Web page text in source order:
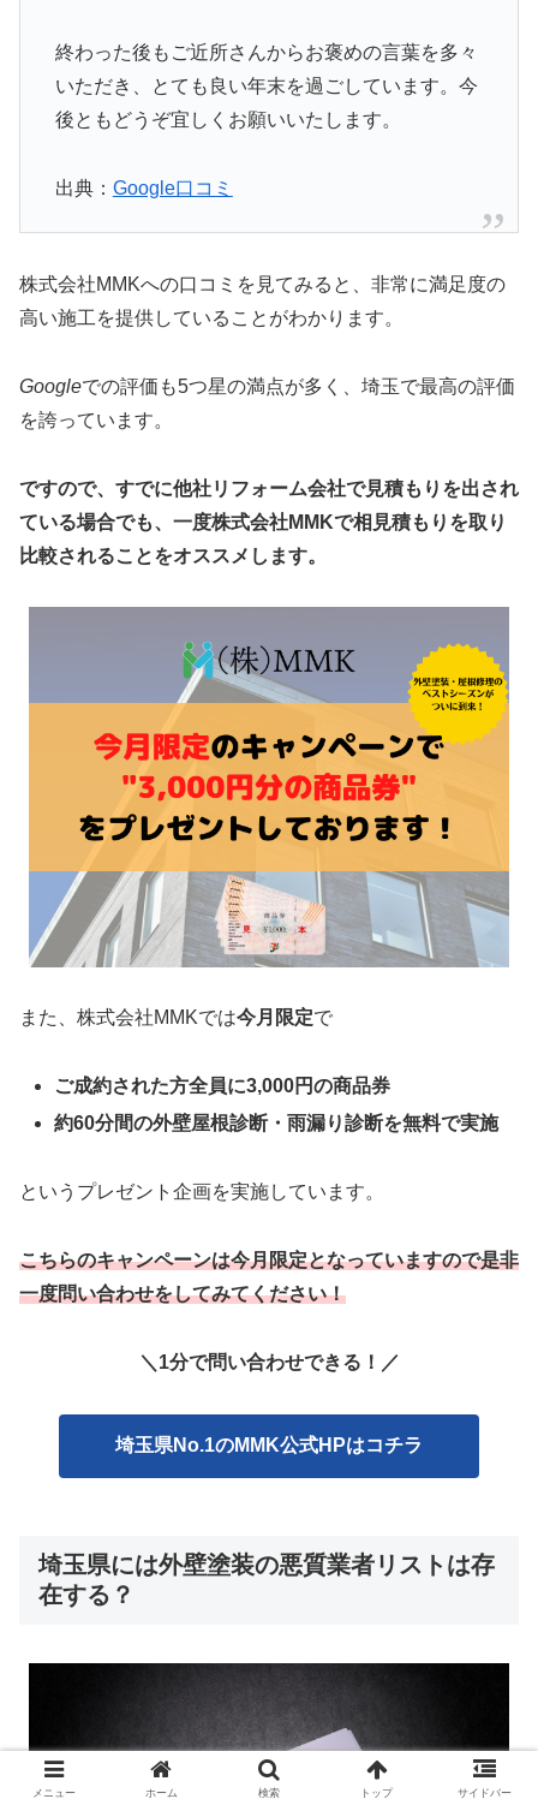
終わった後もご近所さんからお褒めの言葉を多々
いただき、とても良い年末を過ごしています。今
後ともどうぞ宜しくお願いいたします。
出典： Google口コミ
株式会社MMKへの口コミを見てみると、非常に満足度の
高い施工を提供していることがわかります。
Googleでの評価も5つ星の満点が多く、埼玉で最高の評価
を誇っています。
ですので、すでに他社リフォーム会社で見積もりを出され
ている場合でも、一度株式会社MMKで相見積もりを取り
比較されることをオススメします。
また、株式会社MMKでは今月限定で
ご成約された方全員に3,000円の商品券
約60分間の外壁屋根診断・雨漏り診断を無料で実施
というプレゼント企画を実施しています。
こちらのキャンペーンは今月限定となっていますので是非
一度問い合わせをしてみてください！
＼1分で問い合わせできる！／
埼玉県No.1のMMK公式HPはコチラ
埼玉県には外壁塗装の悪質業者リストは存
在する？
メニュー ホーム 検索 トップ サイドバー